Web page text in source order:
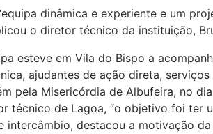
dinâmica e experiente e um
o diretor técnico da instituição,
esteve em Vila do Bispo a
ajudantes de ação direta,
pela Misericórdia de Albufeira, no
técnico de Lagoa, “o objetivo foi ter
intercâmbio, destacou a motivação